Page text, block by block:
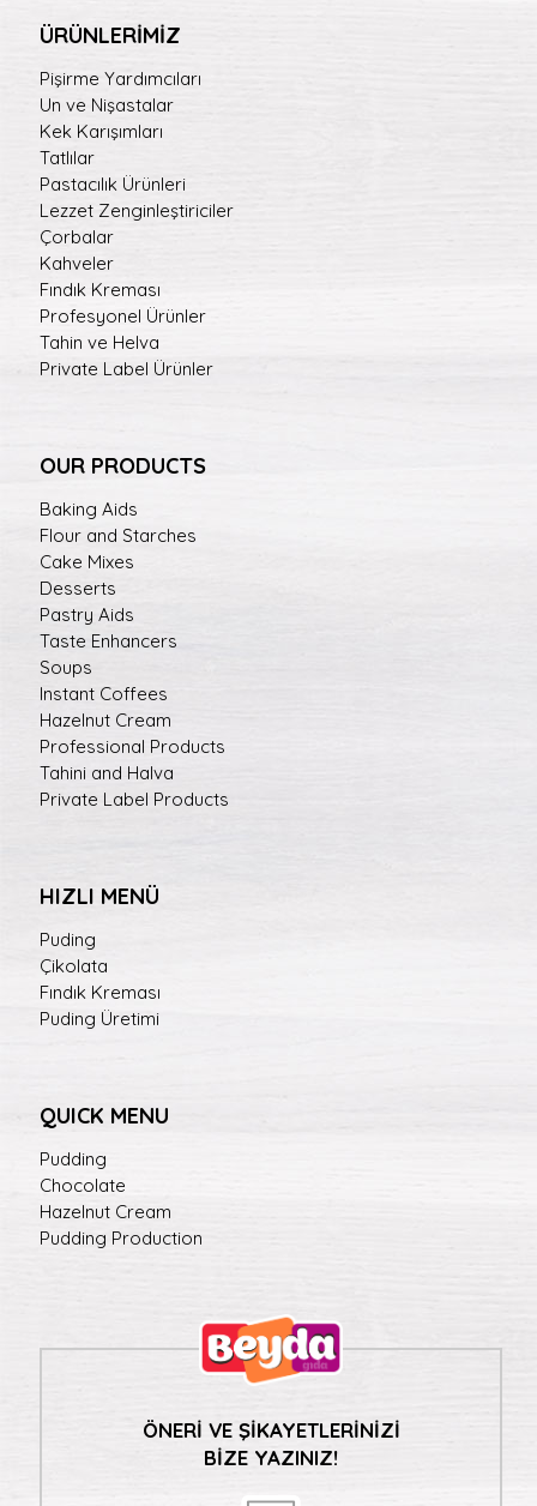
ÜRÜNLERİMİZ
Pişirme Yardımcıları
Un ve Nişastalar
Kek Karışımları
Tatlılar
Pastacılık Ürünleri
Lezzet Zenginleştiriciler
Çorbalar
Kahveler
Fındık Kreması
Profesyonel Ürünler
Tahin ve Helva
Private Label Ürünler
OUR PRODUCTS
Baking Aids
Flour and Starches
Cake Mixes
Desserts
Pastry Aids
Taste Enhancers
Soups
Instant Coffees
Hazelnut Cream
Professional Products
Tahini and Halva
Private Label Products
HIZLI MENÜ
Puding
Çikolata
Fındık Kreması
Puding Üretimi
QUICK MENU
Pudding
Chocolate
Hazelnut Cream
Pudding Production
ÖNERİ VE ŞİKAYETLERİNİZİ
BİZE YAZINIZ!